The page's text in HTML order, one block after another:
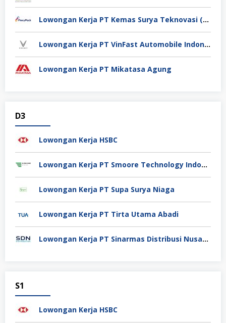
Lowongan Kerja PT Kemas Surya Teknovasi (FlexyPack)
Lowongan Kerja PT VinFast Automobile Indonesia
Lowongan Kerja PT Mikatasa Agung
D3
Lowongan Kerja HSBC
Lowongan Kerja PT Smoore Technology Indonesia
Lowongan Kerja PT Supa Surya Niaga
Lowongan Kerja PT Tirta Utama Abadi
Lowongan Kerja PT Sinarmas Distribusi Nusantara
S1
Lowongan Kerja HSBC